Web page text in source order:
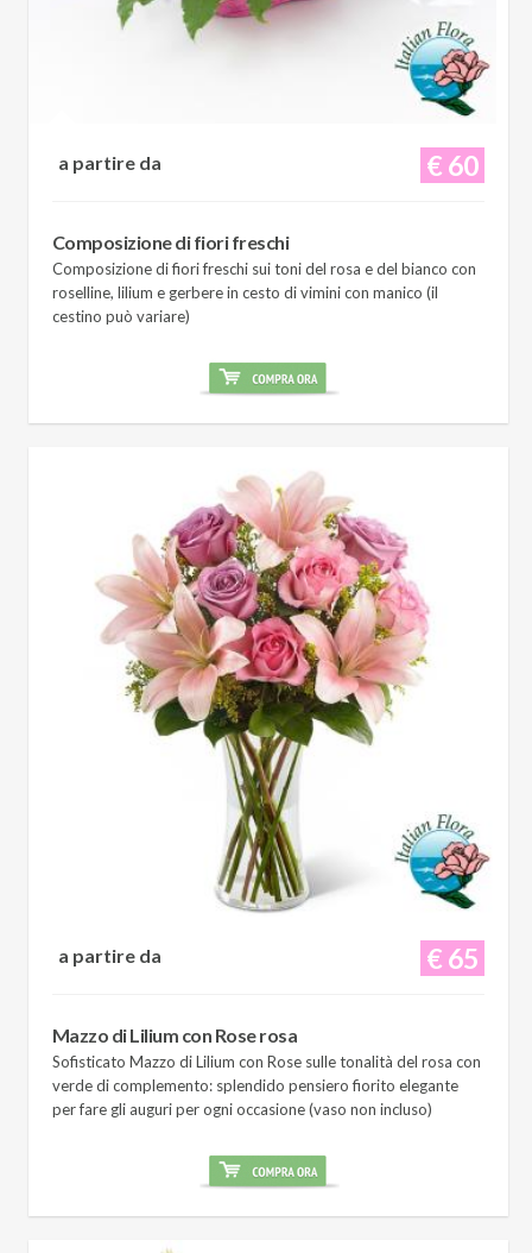
€ 60
a partire da
Composizione di fiori freschi
Composizione di fiori freschi sui toni del rosa e del bianco con
roselline, lilium e gerbere in cesto di vimini con manico (il
cestino può variare)
€ 65
a partire da
Mazzo di Lilium con Rose rosa
Sofisticato Mazzo di Lilium con Rose sulle tonalità del rosa con
verde di complemento: splendido pensiero fiorito elegante
per fare gli auguri per ogni occasione (vaso non incluso)